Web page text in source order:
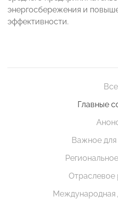
энергосбережения и
эффективности.
Все
Главные
Важное для
Отраслевое
Международная